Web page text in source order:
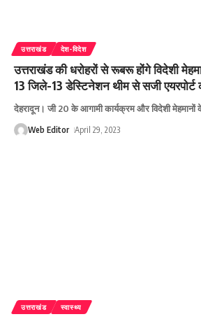
उत्तराखंड देश-विदेश
उत्तराखंड की धरोहरों से रूबरू होंगे विदेशी
13 जिले-13 डेस्टिनेशन थीम से सजी एयरपोर्ट
देहरादून। जी 20 के आगामी कार्यक्रम और विदेशी मेहमानों
Web Editor April 29, 2023
उत्तराखंड स्वास्थ्य